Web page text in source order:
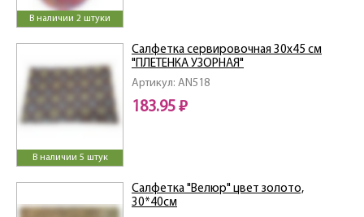
В наличии 2 штуки
В наличии 5 штук
Артикул: AN518
Салфетка сервировочная 30х45 см
"ПЛЕТЕНКА УЗОРНАЯ"
183.95 ₽
Салфетка "Велюр" цвет золото,
30*40см